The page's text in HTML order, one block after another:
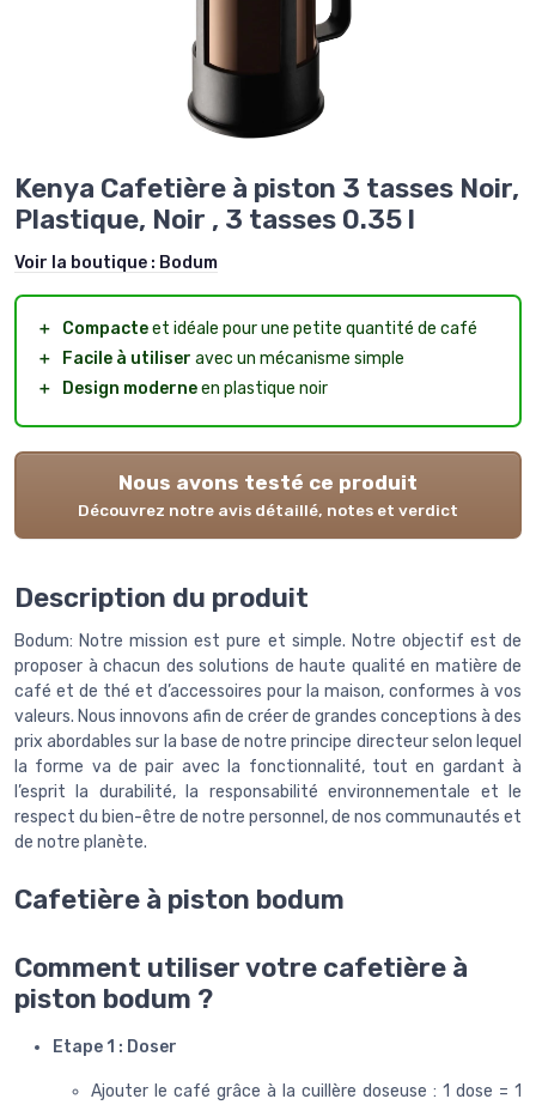
Kenya Cafetière à piston 3 tasses Noir,
Plastique, Noir , 3 tasses 0.35 l
Voir la boutique : Bodum
＋ Compacteet idéale pour une petite quantité de café
＋
Facile à utiliser avec un mécanisme simple
＋
Design moderneen plastique noir
Nous avons testé ce produit
Découvrez notre avis détaillé, notes et verdict
Description du produit
Bodum: Notre mission est pure et simple. Notre objectif est de
proposer à chacun des solutions de haute qualité en matière de
café et de thé et d’accessoires pour la maison, conformes à vos
valeurs. Nous innovons afin de créer de grandes conceptions à des
prix abordables sur la base de notre principe directeur selon lequel
la forme va de pair avec la fonctionnalité, tout en gardant à
l’esprit la durabilité, la responsabilité environnementale et le
respect du bien-être de notre personnel, de nos communautés et
de notre planète.
Cafetière à piston bodum
Comment utiliser votre cafetière à
piston bodum ?
Etape 1 : Doser
Ajouter le café grâce à la cuillère doseuse : 1 dose = 1